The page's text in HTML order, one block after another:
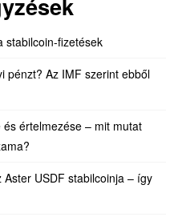
stabilcoin-fizetések
pénzt? Az IMF szerint ebből
értelmezése – mit mutat
USDF stabilcoinja – így